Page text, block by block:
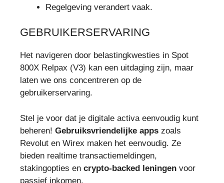
Regelgeving verandert vaak.
GEBRUIKERSERVARING
Het navigeren door belastingkwesties in Spot
800X Relpax (V3) kan een uitdaging zijn, maar
laten we ons concentreren op de
gebruikerservaring.
Stel je voor dat je digitale activa eenvoudig kunt
beheren! Gebruiksvriendelijke apps zoals
Revolut en Wirex maken het eenvoudig. Ze
bieden realtime transactiemeldingen,
stakingopties en crypto-backed leningen voor
passief inkomen.